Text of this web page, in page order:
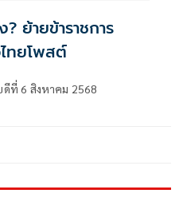
ย้ายข้าราชการ
ทยโพสต์
ที่ 6 สิงหาคม 2568